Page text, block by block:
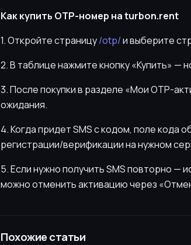
Как купить OTP-номер на turbon.rent
1. Откройте страницу/otp/и выберите
2. В таблице нажмите кнопку «Купить» —
3. После покупки в разделе «Мои OTP-
ожидания.
4. Когда придет SMS с кодом, поле кода
регистрации/верификации на нужном
5. Если нужно получить SMS повторно —
можно отменить активацию через
Похожие статьи